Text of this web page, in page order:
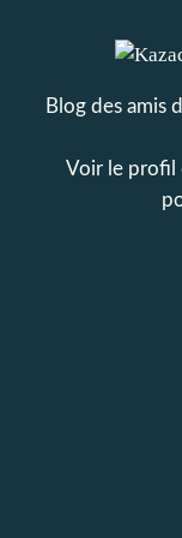
Blog des amis
Voir le profil